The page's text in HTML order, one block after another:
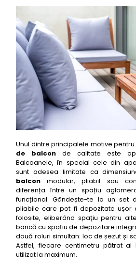
13- mobilier de balcon
14- mobilier de balcon Green
15- mobilier de balcon Homs
16- mobilier de balcon Mobila
17- mobilier de balcon Patio
18- mobilier de balcon Garden
19- mobilier de balcon
20- mobilier de balcon Dedon
21- mobilier de balcon Kettal
22- mobilier de balcon
23- mobilier de balcon
24- mobilier de balcon Houe
25- mobilier de balcon Ethimo
26- mobilier de balcon
27- mobilier de balcon
28- mobilier de balcon Royal
29- mobilier de balcon
30- mobilier de balcon Fatboy
31- mobilier de balcon Roda
Unul dintre principalele motive pentru
de balcon de calitate este
Balcoanele, în special cele din
sunt adesea limitate ca
balcon modular, pliabil sau
diferența între un spațiu
funcțional. Gândește-te la un set
pliabile care pot fi depozitate ușor
folosite, eliberând spațiu pentru
bancă cu spațiu de depozitare
două roluri simultan: loc de șezut și
Astfel, fiecare centimetru pătrat al
utilizat la maximum.